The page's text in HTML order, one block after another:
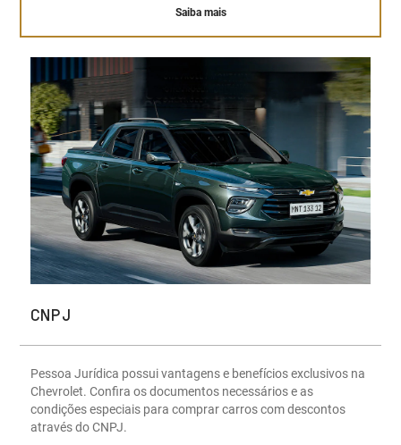
Saiba mais
CNPJ
Pessoa Jurídica possui vantagens e benefícios exclusivos na
Chevrolet. Confira os documentos necessários e as
condições especiais para comprar carros com descontos
através do CNPJ.